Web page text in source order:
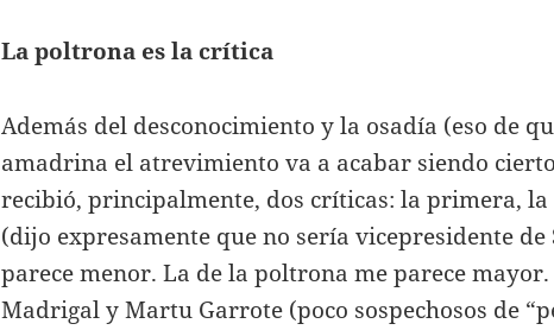
La poltrona es la crítica
Además del desconocimiento y la osadía (eso de
amadrina el atrevimiento va a acabar siendo
recibió, principalmente, dos críticas: la primera, la
(dijo expresamente que no sería vicepresidente de
parece menor. La de la poltrona me parece
Madrigal y Martu Garrote (poco sospechosos de